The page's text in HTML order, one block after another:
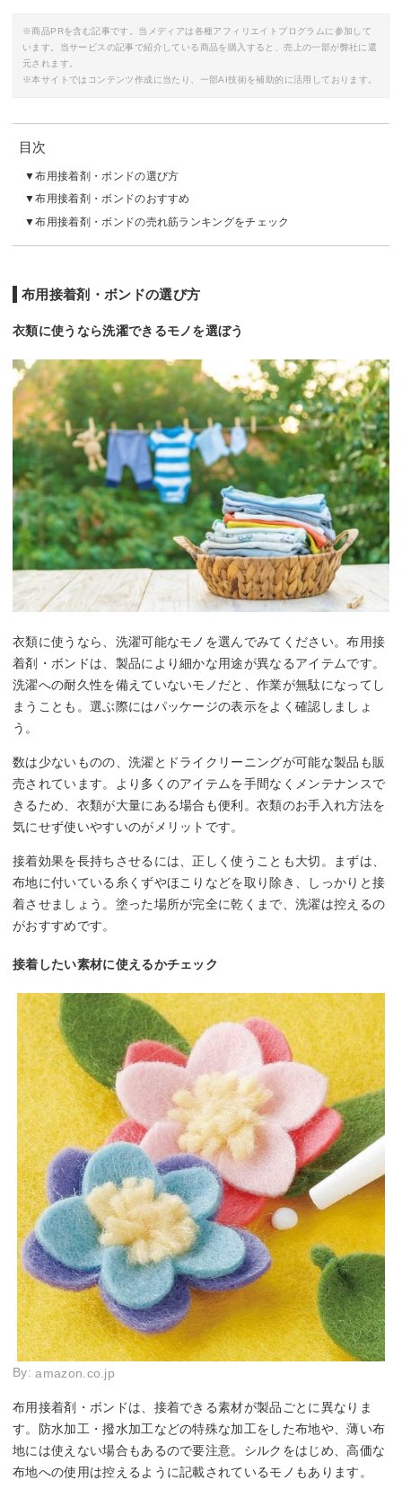
※商品PRを含む記事です。当メディアは各種アフィリエイトプログラムに参加して
います。当サービスの記事で紹介している商品を購入すると、売上の一部が弊社に還
元されます。
※本サイトではコンテンツ作成に当たり、一部AI技術を補助的に活用しております。
目次
布用接着剤・ボンドの選び方
布用接着剤・ボンドのおすすめ
布用接着剤・ボンドの売れ筋ランキングをチェック
布用接着剤・ボンドの選び方
衣類に使うなら洗濯できるモノを選ぼう
衣類に使うなら、洗濯可能なモノを選んでみてください。布用接
着剤・ボンドは、製品により細かな用途が異なるアイテムです。
洗濯への耐久性を備えていないモノだと、作業が無駄になってし
まうことも。選ぶ際にはパッケージの表示をよく確認しましょ
う。
数は少ないものの、洗濯とドライクリーニングが可能な製品も販
売されています。より多くのアイテムを手間なくメンテナンスで
きるため、衣類が大量にある場合も便利。衣類のお手入れ方法を
気にせず使いやすいのがメリットです。
接着効果を長持ちさせるには、正しく使うことも大切。まずは、
布地に付いている糸くずやほこりなどを取り除き、しっかりと接
着させましょう。塗った場所が完全に乾くまで、洗濯は控えるの
がおすすめです。
接着したい素材に使えるかチェック
By:amazon.co.jp
布用接着剤・ボンドは、接着できる素材が製品ごとに異なりま
す。防水加工・撥水加工などの特殊な加工をした布地や、薄い布
地には使えない場合もあるので要注意。シルクをはじめ、高価な
布地への使用は控えるように記載されているモノもあります。